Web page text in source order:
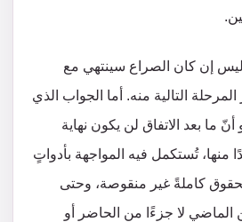
ليس إن كان الصراع سينتهي مع
التالية منه. أما الجواب الذي
أنّ ما بعد الاتفاق لن يكون نهاية
منها، تُستكمل فيه المواجهة بأدواتٍ
كاملةً غير منقوصة، وحتى
الماضي لا جزءًا من الحاضر أو